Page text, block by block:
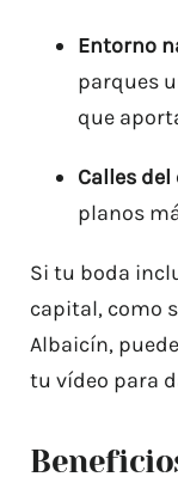
Entorno
parques
que
Calles
planos
Si tu boda
capital, como
Albaicín,
tu vídeo para